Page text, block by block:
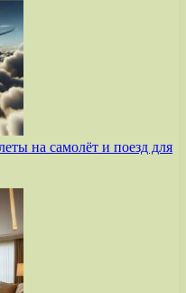
на самолёт и поезд для